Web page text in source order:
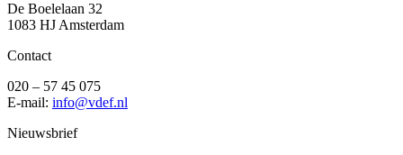
De Boelelaan 32
1083 HJ Amsterdam
Contact
020 – 57 45 075
E-mail: info@vdef.nl
Nieuwsbrief